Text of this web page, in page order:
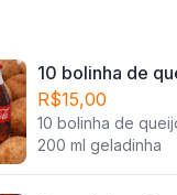
10 bolinha de
R$15,00
10 bolinha de
200 ml geladinha